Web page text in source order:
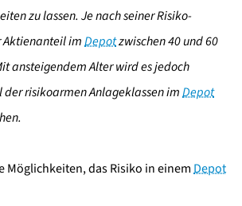
zu lassen. Je nach seiner Risiko-
Aktienanteil imDepotzwischen 40 und 60
ansteigendem Alter wird es jedoch
der risikoarmen Anlageklassen imDepot
Möglichkeiten, das Risiko in einemDepot